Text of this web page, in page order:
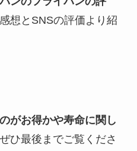
想とSNSの評価より紹
がお得かや寿命に関し
ひ最後までご覧くださ